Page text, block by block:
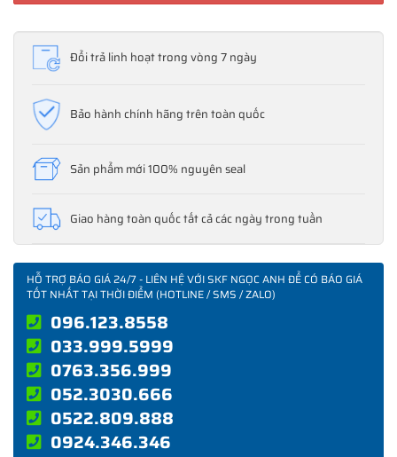
Đổi trả linh hoạt trong vòng 7 ngày
Bảo hành chính hãng trên toàn quốc
Sản phẩm mới 100% nguyên seal
Giao hàng toàn quốc tất cả các ngày trong tuần
HỖ TRỢ BÁO GIÁ 24/7 - LIÊN HỆ VỚI SKF NGỌC ANH ĐỂ CÓ BÁO GIÁ
TỐT NHẤT TẠI THỜI ĐIỂM (HOTLINE / SMS / ZALO)
096.123.8558
033.999.5999
0763.356.999
052.3030.666
0522.809.888
0924.346.346